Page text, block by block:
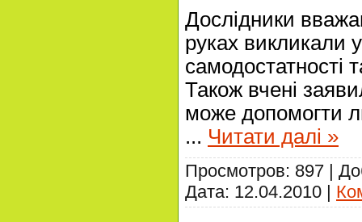
Дослідники
руках викликали
самодостатності
Також вчені
може допомогти
... Читати далі »
Просмотров: 897 |
Дата: 12.04.2010 |